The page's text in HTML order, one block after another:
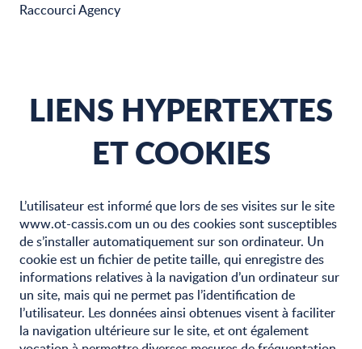
Raccourci Agency
LIENS HYPERTEXTES
ET COOKIES
L’utilisateur est informé que lors de ses visites sur le site
www.ot-cassis.com un ou des cookies sont susceptibles
de s’installer automatiquement sur son ordinateur. Un
cookie est un fichier de petite taille, qui enregistre des
informations relatives à la navigation d’un ordinateur sur
un site, mais qui ne permet pas l’identification de
l’utilisateur. Les données ainsi obtenues visent à faciliter
la navigation ultérieure sur le site, et ont également